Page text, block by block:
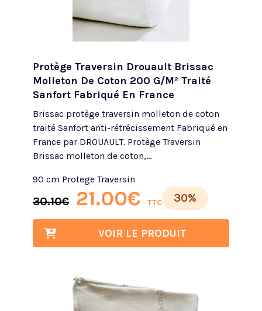
Protège Traversin Drouault Brissac
Molleton De Coton 200 G/m² Traité
Sanfort Fabriqué En France
Brissac protège traversin molleton de coton
traité Sanfort anti-rétrécissement Fabriqué en
France par DROUAULT. Protège Traversin
Brissac molleton de coton,...
90 cm Protege Traversin
30.10€ 21.00€ TTC 30%
VOIR LE PRODUIT